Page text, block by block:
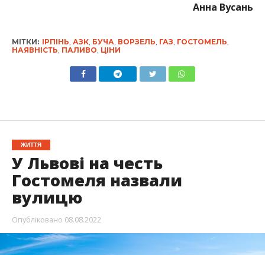
Анна Вусань
МІТКИ: ІРПІНЬ, АЗК, БУЧА, ВОРЗЕЛЬ, ГАЗ, ГОСТОМЕЛЬ,
НАЯВНІСТЬ, ПАЛИВО, ЦІНИ
ЖИТТЯ
У Львові на честь
Гостомеля назвали
вулицю
Опубліковано 08.08.2022